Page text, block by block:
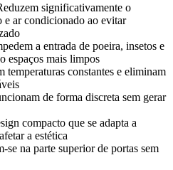
significativamente o
e ar condicionado ao evitar
a entrada de poeira, insetos e
espaços mais limpos
temperaturas constantes e eliminam
de forma discreta sem gerar
compacto que se adapta a
a estética
se na parte superior de portas sem